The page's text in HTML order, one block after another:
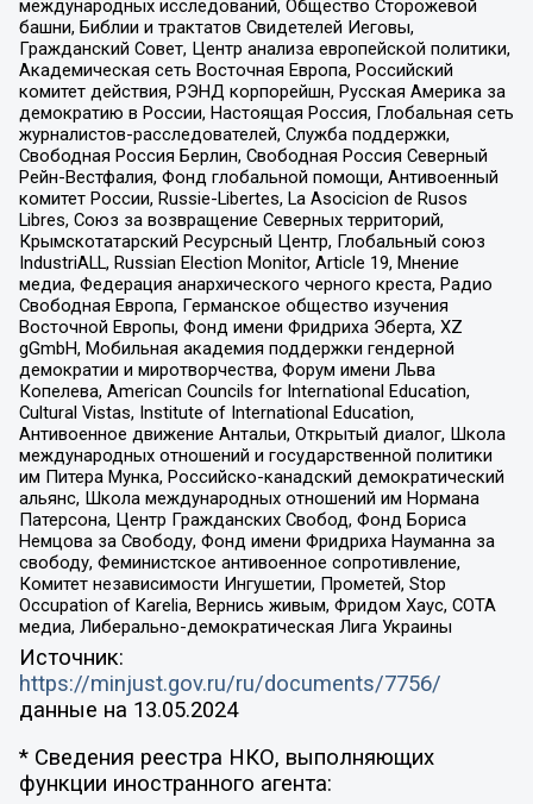
международных исследований, Общество Сторожевой
башни, Библии и трактатов Свидетелей Иеговы,
Гражданский Совет, Центр анализа европейской политики,
Академическая сеть Восточная Европа, Российский
комитет действия, РЭНД корпорейшн, Русская Америка за
демократию в России, Настоящая Россия, Глобальная сеть
журналистов-расследователей, Служба поддержки,
Свободная Россия Берлин, Свободная Россия Северный
Рейн-Вестфалия, Фонд глобальной помощи, Антивоенный
комитет России, Russie-Libertes, La Asocicion de Rusos
Libres, Союз за возвращение Северных территорий,
Крымскотатарский Ресурсный Центр, Глобальный союз
IndustriALL, Russian Election Monitor, Article 19, Мнение
медиа, Федерация анархического черного креста, Радио
Свободная Европа, Германское общество изучения
Восточной Европы, Фонд имени Фридриха Эберта, XZ
gGmbH, Мобильная академия поддержки гендерной
демократии и миротворчества, Форум имени Льва
Копелева, American Councils for International Education,
Cultural Vistas, Institute of International Education,
Антивоенное движение Антальи, Открытый диалог, Школа
международных отношений и государственной политики
им Питера Мунка, Российско-канадский демократический
альянс, Школа международных отношений им Нормана
Патерсона, Центр Гражданских Свобод, Фонд Бориса
Немцова за Свободу, Фонд имени Фридриха Науманна за
свободу, Феминистское антивоенное сопротивление,
Комитет независимости Ингушетии, Прометей, Stop
Occupation of Karelia, Вернись живым, Фридом Хаус, СОТА
медиа, Либерально-демократическая Лига Украины
Источник:
https://minjust.gov.ru/ru/documents/7756/
данные на 13.05.2024
* Сведения реестра НКО, выполняющих
функции иностранного агента: